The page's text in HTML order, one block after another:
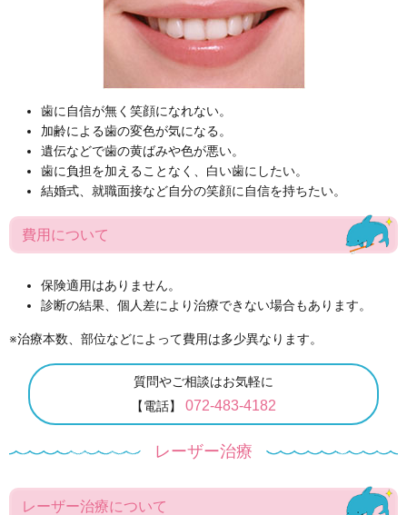
歯に自信が無く笑顔になれない。
加齢による歯の変色が気になる。
遺伝などで歯の黄ばみや色が悪い。
歯に負担を加えることなく、白い歯にしたい。
結婚式、就職面接など自分の笑顔に自信を持ちたい。
費用について
保険適用はありません。
診断の結果、個人差により治療できない場合もあります。
※治療本数、部位などによって費用は多少異なります。
質問やご相談はお気軽に
【電話】 072-483-4182
レーザー治療
レーザー治療について